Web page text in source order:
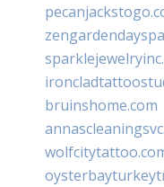
bruinshome.com